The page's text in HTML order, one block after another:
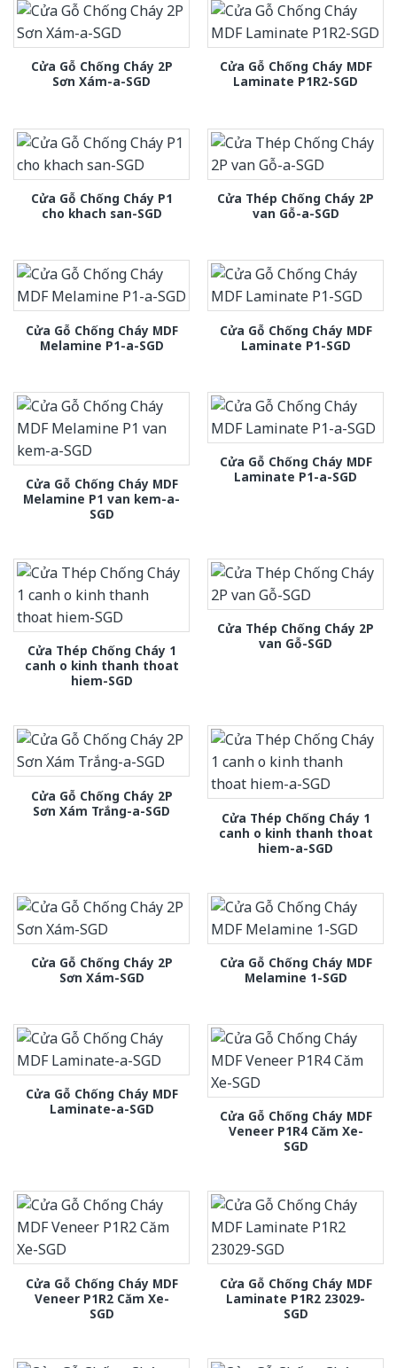
Cửa Gỗ Chống Cháy 2P
Sơn Xám-a-SGD
Cửa Gỗ Chống Cháy MDF
Laminate P1R2-SGD
Cửa Gỗ Chống Cháy P1
cho khach san-SGD
Cửa Thép Chống Cháy 2P
van Gỗ-a-SGD
Cửa Gỗ Chống Cháy MDF
Melamine P1-a-SGD
Cửa Gỗ Chống Cháy MDF
Laminate P1-SGD
Cửa Gỗ Chống Cháy MDF
Melamine P1 van kem-a-
SGD
Cửa Gỗ Chống Cháy MDF
Laminate P1-a-SGD
Cửa Thép Chống Cháy 1
canh o kinh thanh thoat
hiem-SGD
Cửa Thép Chống Cháy 2P
van Gỗ-SGD
Cửa Gỗ Chống Cháy 2P
Sơn Xám Trắng-a-SGD
Cửa Thép Chống Cháy 1
canh o kinh thanh thoat
hiem-a-SGD
Cửa Gỗ Chống Cháy 2P
Sơn Xám-SGD
Cửa Gỗ Chống Cháy MDF
Melamine 1-SGD
Cửa Gỗ Chống Cháy MDF
Laminate-a-SGD
Cửa Gỗ Chống Cháy MDF
Veneer P1R4 Căm Xe-
SGD
Cửa Gỗ Chống Cháy MDF
Veneer P1R2 Căm Xe-
SGD
Cửa Gỗ Chống Cháy MDF
Laminate P1R2 23029-
SGD